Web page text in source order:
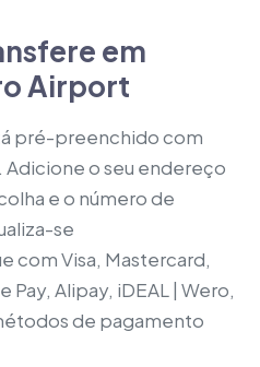
em
Airport
pré-preenchido com
o seu endereço
e o número de
se
com Visa, Mastercard,
Alipay, iDEAL | Wero,
de pagamento